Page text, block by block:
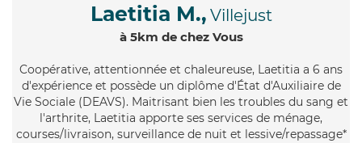
Laetitia M., Villejust
à 5km de chez Vous
Coopérative, attentionnée et chaleureuse, Laetitia a 6 ans
d'expérience et possède un diplôme d'État d'Auxiliaire de
Vie Sociale (DEAVS). Maitrisant bien les troubles du sang et
l'arthrite, Laetitia apporte ses services de ménage,
courses/livraison, surveillance de nuit et lessive/repassage*